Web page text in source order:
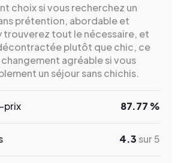
choix si vous recherchez un
prétention, abordable et
trouverez tout le nécessaire, et
plutôt que chic, ce
agréable si vous
un séjour sans chichis.
prix 87.77 %
4.3 sur 5